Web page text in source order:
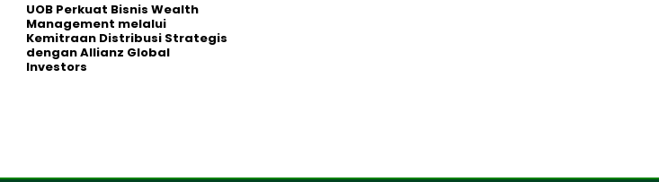
UOB Perkuat Bisnis Wealth
Management melalui
Kemitraan Distribusi Strategis
dengan Allianz Global
Investors